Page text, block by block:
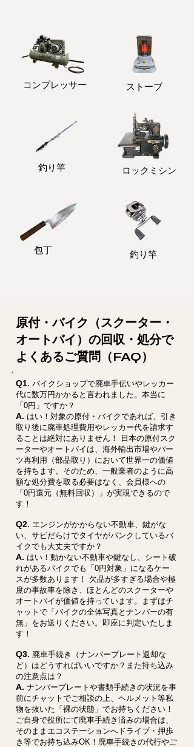
コンプレッサー ストーブ
釣り竿 ロックミシン
包丁 釣り竿
原付・バイク（スクーター・
オートバイ）の回収・処分で
よくあるご質問（FAQ）
Q1. バイクショップで廃車手伝いやレッカー
代に数万円かかると言われました。本当に
「0円」ですか？
A. はい！対象の原付・バイクであれば、引き
取り後に廃車処理費用やレッカー代を請求す
ることは絶対にありません！ 日本の原付スク
ーターやオートバイは、海外輸出市場やパー
ツ再利用（部品取り）において世界一の価値
を持ちます。そのため、一般業者のように高
額な処分費を取る必要はなく、会員様への
「0円還元（無料回収）」が実現できるので
す！
Q2. エンジンがかからない不動車、鍵がな
い、サビだらけでタイヤがパンクしているバ
イクでも大丈夫ですか？
A. はい！動かない不動車や鍵なし、シート破
れがあるバイクでも「0円対象」になるケー
スが多数あります！ 欠品が多すぎる場合や極
度の事故車を除き、ほとんどのスクーターや
オートバイが価値を持っています。まずはチ
ャットで「バイクの全体写真とナンバーの有
無」をお送りください。即座に判定いたしま
す！
Q3. 廃車手続き（ナンバープレート返却な
ど）はどうすればいいですか？また持ち込み
の注意点は？
A. ナンバープレートや書類手続きの状況を事
前にチャットでご相談の上、ヘルメット等私
物を抜いた「裸の状態」でお持ちください！
ご自身で役所にて廃車手続き済みの場合は、
そのままエコステーションへドライブ・押歩
き等でお持ち込みOK！廃車手続きの代行やご